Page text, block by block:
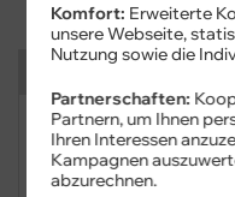
Kategorien
FAQ: Am häufigsten
Festnetz
Komfort: Erweiterte
unsere Webseite,
Nutzung sowie die
Partnerschaften:
Partnern, um Ihnen
Ihren Interessen
Kampagnen
abzurechnen.